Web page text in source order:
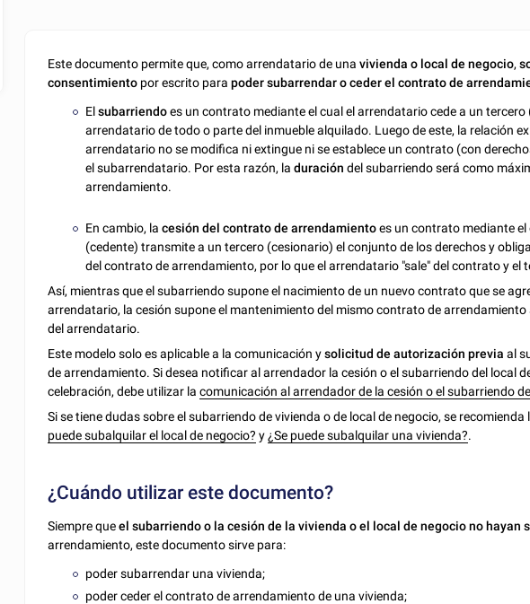
Este documento permite que, como arrendatario de unavivienda o local de negocio,
consentimiento por escrito parapoder subarrendar o ceder el contrato de
Elsubarriendoes un contrato mediante el cual el arrendatario cede a un
arrendatario de todo o parte del inmueble alquilado. Luego de este, la relación
arrendatario no se modifica ni extingue ni se establece un contrato (con
el subarrendatario. Por esta razón, la duración del subarriendo será como
arrendamiento.
En cambio, lacesión del contrato de arrendamientoes un contrato mediante
(cedente) transmite a un tercero (cesionario) el conjunto de los derechos y
del contrato de arrendamiento, por lo que el arrendatario "sale" del contrato y el
Así, mientras que el subarriendo supone el nacimiento de un nuevo contrato que se
arrendatario, la cesión supone el mantenimiento del mismo contrato de
del arrendatario.
Este modelo solo es aplicable a la comunicación ysolicitud de autorización previaal
de arrendamiento. Si desea notificar al arrendador la cesión o el subarriendo del local
celebración, debe utilizar lacomunicación al arrendador de la cesión o el subarriendo
Si se tiene dudas sobre el subarriendo de vivienda o de local de negocio, se
puede subalquilar el local de negocio? y¿Se puede subalquilar una vivienda?.
¿Cuándo utilizar este documento?
Siempre queel subarriendo o la cesión de la vivienda o el local de negocio no hayan
arrendamiento, este documento sirve para:
poder subarrendar una vivienda;
poder ceder el contrato de arrendamiento de una vivienda;